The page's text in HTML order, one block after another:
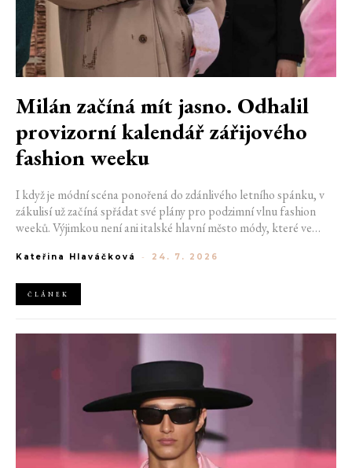
Milán začíná mít jasno. Odhalil
provizorní kalendář zářijového
fashion weeku
I když je módní scéna ponořená do zdánlivého letního spánku, v
zákulisí už začíná spřádat své plány pro podzimní vlnu fashion
weeků. Výjimkou není ani italské hlavní město módy, které ve
22. do 28. září přivítá tradiční jména, pozornost však zaměří
Moschino.
Kateřina Hlaváčková - 24. 7. 2026
ČLÁNEK